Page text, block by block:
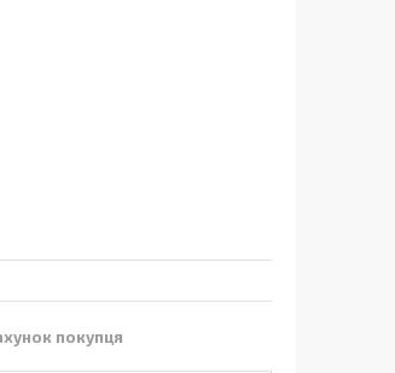
покупця